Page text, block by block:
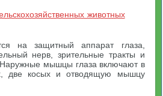
животных
на защитный аппарат глаза,
нерв, зрительные тракты и
мышцы глаза включают в
две косых и отводящую мышцу